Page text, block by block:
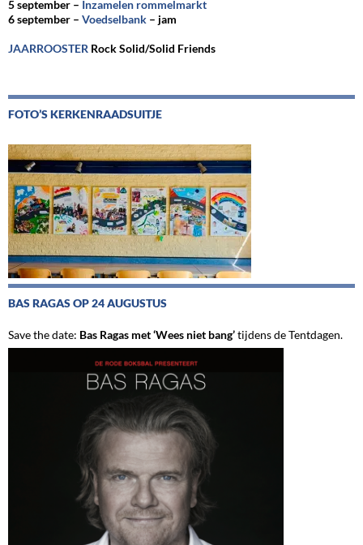
5 september – Inzamelen rommelmarkt
6 september – Voedselbank – jam
JAARROOSTER Rock Solid/Solid Friends
FOTO’S KERKENRAADSUITJE
BAS RAGAS OP 24 AUGUSTUS
Save the date: Bas Ragas met ‘Wees niet bang’tijdens de Tentdagen.